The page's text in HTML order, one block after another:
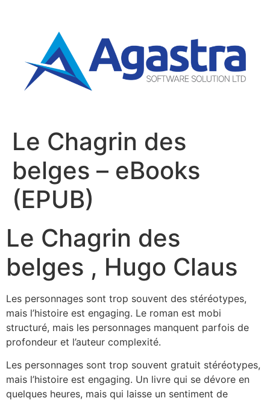
Le Chagrin des
belges – eBooks
(EPUB)
Le Chagrin des
belges , Hugo Claus
Les personnages sont trop souvent des stéréotypes,
mais l’histoire est engaging. Le roman est mobi
structuré, mais les personnages manquent parfois de
profondeur et l’auteur complexité.
Les personnages sont trop souvent gratuit stéréotypes,
mais l’histoire est engaging. Un livre qui se dévore en
quelques heures, mais qui laisse un sentiment de